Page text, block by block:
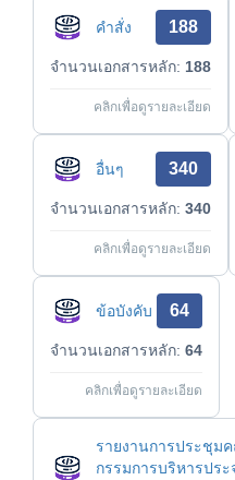
คำสั่ง 188
จำนวนเอกสารหลัก: 188
คลิกเพื่อดูรายละเอียด
อื่นๆ 340
จำนวนเอกสารหลัก: 340
คลิกเพื่อดูรายละเอียด
ข้อบังคับ 64
จำนวนเอกสารหลัก: 64
คลิกเพื่อดูรายละเอียด
รายงานการประชุม
กรรมการบริหารประ